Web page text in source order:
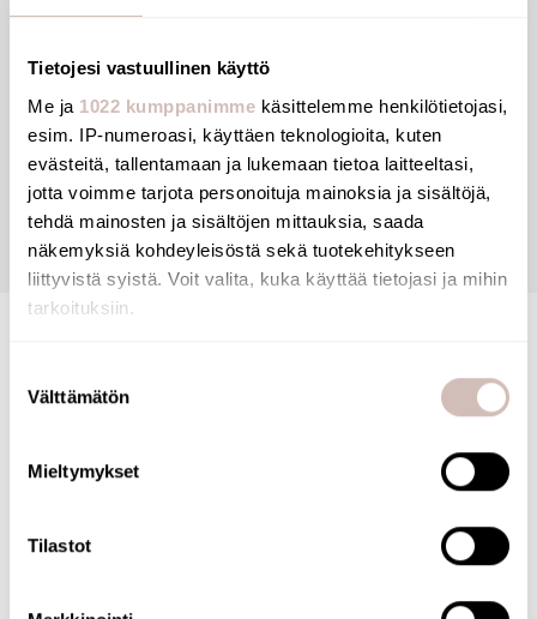
Tietojesi vastuullinen käyttö
Me ja 1022 kumppanimme käsittelemme henkilötietojasi,
esim. IP-numeroasi, käyttäen teknologioita, kuten
evästeitä, tallentamaan ja lukemaan tietoa laitteeltasi,
jotta voimme tarjota personoituja mainoksia ja sisältöjä,
tehdä mainosten ja sisältöjen mittauksia, saada
näkemyksiä kohdeyleisöstä sekä tuotekehitykseen
liittyvistä syistä. Voit valita, kuka käyttää tietojasi ja mihin
tarkoituksiin.
Kerätä tietoja maantieteellisestä sijainnistasi,
Tunnistaa laitteesi skannaamalla sen ominaispiirteitä
aktiivisesti (sormenjäljen muodostaminen)
voit määrittää asetuksesi
. Voit muuttaa
valinta
Välttämätön
Mieltymykset
Tilastot
Reviews
Questions
FINNISH ONLINE SHOP
Our online store has been awarded the Key Flag